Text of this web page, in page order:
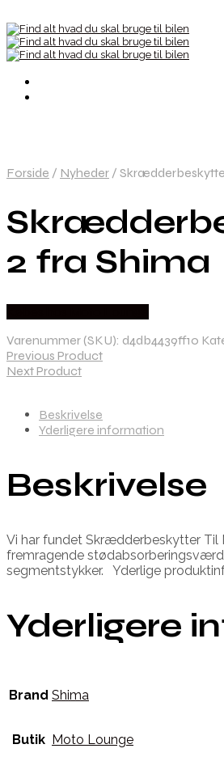
Forside / Nyheder /
2 fra Shima
Varenummer (SKU): d4db4439ff10
Previous Product
Next Product
Beskrivelse
Yderligere information
Beskrivelse
Vi har fundet Skrædderbeskytter Til
fremragende
segmentstykker. Yderlige
Yderligere
Brand Shima
Butik Moto Lounge